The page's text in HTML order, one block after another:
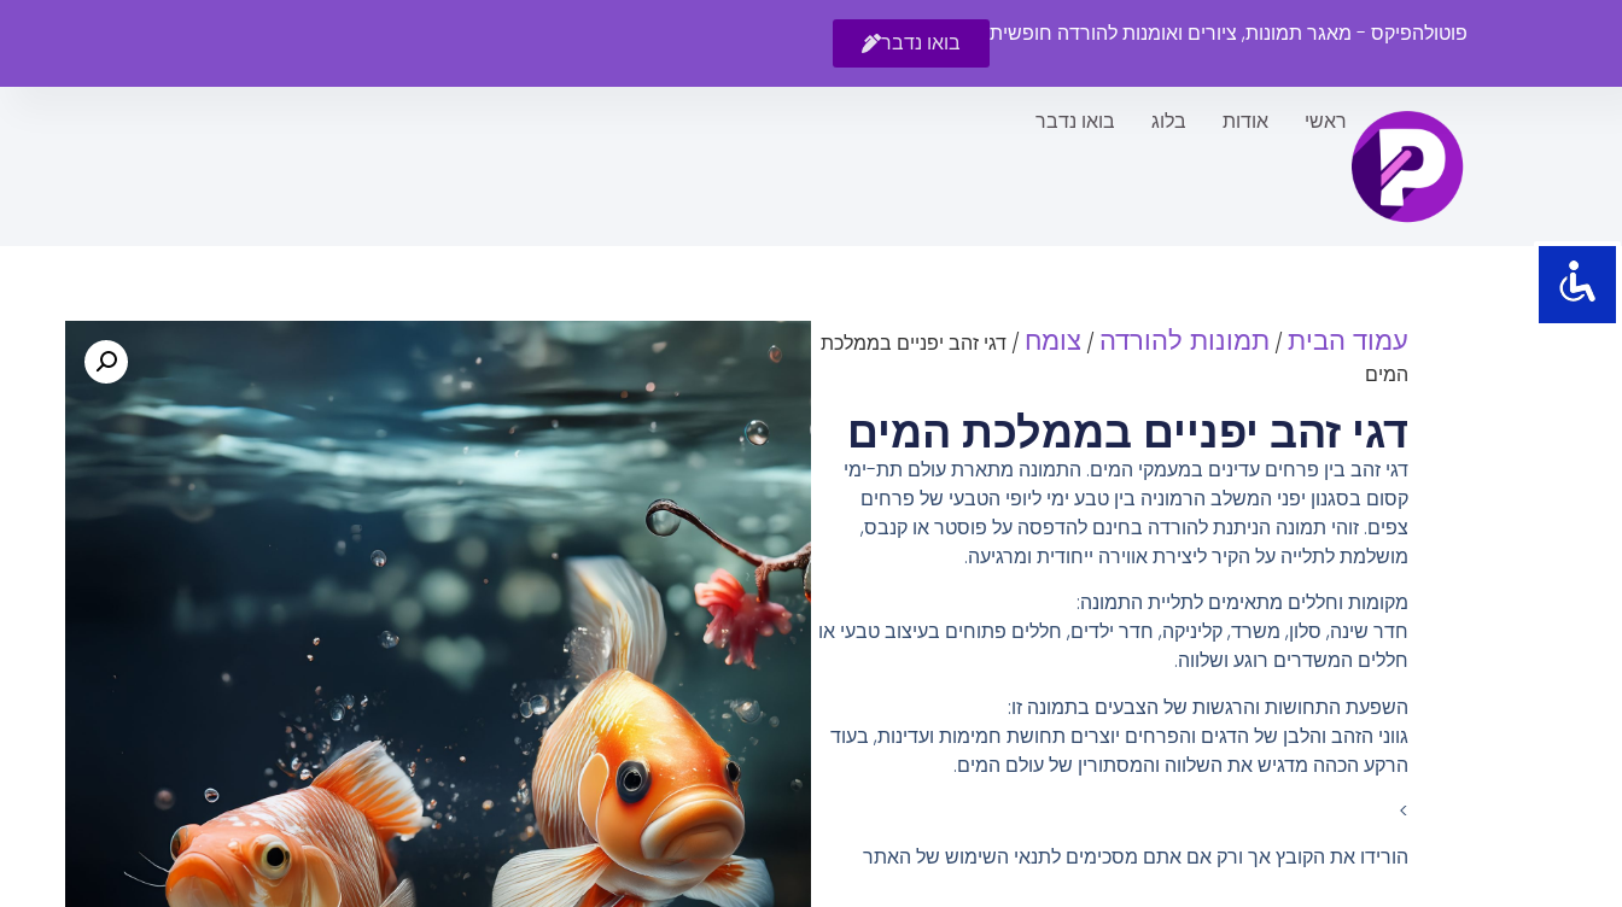
פוטולהפיקס - מאגר תמונות, ציורים ואומנות להורדה חופשית בואו נדבר
ראשי אודות בלוג בואו נדבר
עמוד הבית / תמונות להורדה / צומח / דגי זהב יפניים בממלכת
המים
דגי זהב יפניים בממלכת המים
דגי זהב בין פרחים עדינים במעמקי המים. התמונה מתארת עולם תת-ימי
קסום בסגנון יפני המשלב הרמוניה בין טבע ימי ליופי הטבעי של פרחים
צפים. זוהי תמונה הניתנת להורדה בחינם להדפסה על פוסטר או קנבס,
מושלמת לתלייה על הקיר ליצירת אווירה ייחודית ומרגיעה.
מקומות וחללים מתאימים לתליית התמונה:
חדר שינה, סלון, משרד, קליניקה, חדר ילדים, חללים פתוחים בעיצוב טבעי או
חללים המשדרים רוגע ושלווה.
השפעת התחושות והרגשות של הצבעים בתמונה זו:
גווני הזהב והלבן של הדגים והפרחים יוצרים תחושת חמימות ועדינות, בעוד
הרקע הכהה מדגיש את השלווה והמסתורין של עולם המים.
>
הורידו את הקובץ אך ורק אם אתם מסכימים לתנאי השימוש של האתר